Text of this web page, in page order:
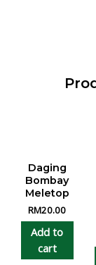
Daging
Bombay
Meletop
RM20.00
Add to
cart